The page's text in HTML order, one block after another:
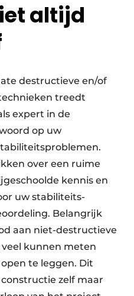
altijd
destructieve en/of
treedt
expert in de
op uw
over een ruime
kennis en
uw stabiliteits­
Belangrijk
aan niet-destructieve
kunnen meten
te leggen. Dit
zelf maar